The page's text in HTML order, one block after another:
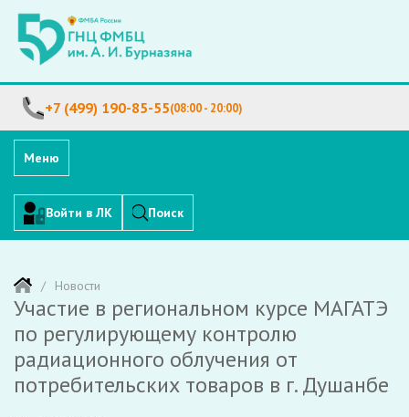
+7 (499) 190-85-55(08:00 - 20:00)
Меню
Войти в ЛК Поиск
Новости
Участие в региональном курсе МАГАТЭ
по регулирующему контролю
радиационного облучения от
потребительских товаров в г. Душанбе